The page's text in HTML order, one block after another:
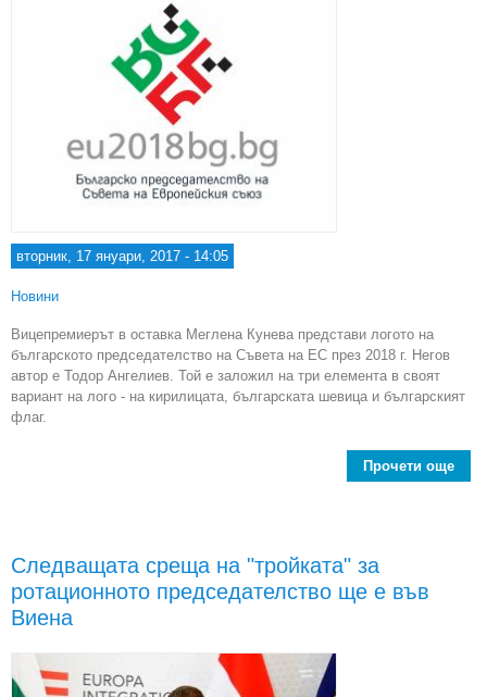
вторник, 17 януари, 2017 - 14:05
Новини
Вицепремиерът в оставка Меглена Кунева представи логото на
българското председателство на Съвета на ЕС през 2018 г. Негов
автор е Тодор Ангелиев. Той е заложил на три елемента в своят
вариант на лого - на кирилицата, българската шевица и българският
флаг.
Прочети още
Следващата среща на "тройката" за
ротационното председателство ще е във
Виена